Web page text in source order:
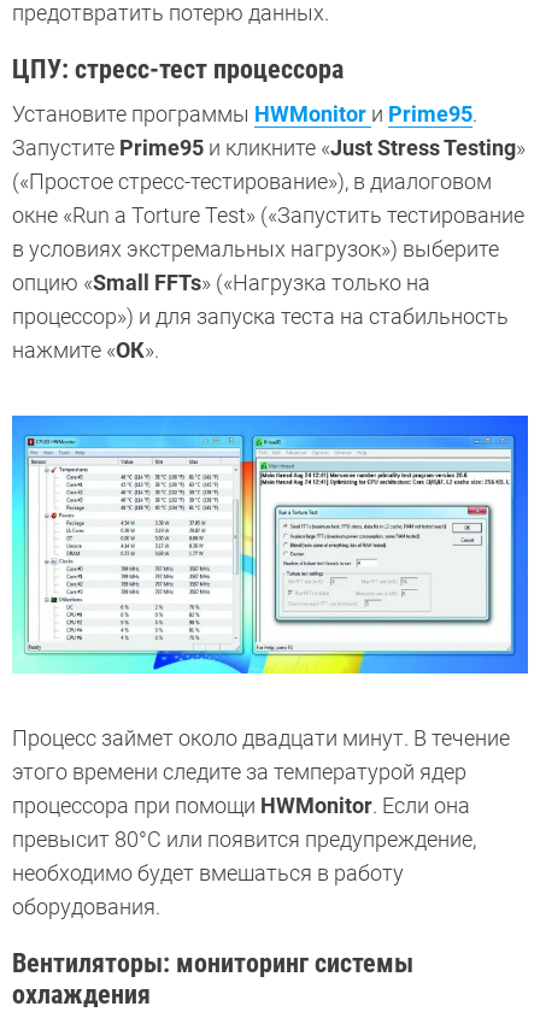
предотвратить потерю данных.
ЦПУ: стресс-тест процессора
Установите программы HWMonitor и Prime95.
Запустите Prime95 и кликните «Just Stress Testing»
(«Простое стресс-тестирование»), в диалоговом
окне «Run a Torture Test» («Запустить тестирование
в условиях экстремальных нагрузок») выберите
опцию «Small FFTs» («Нагрузка только на
процессор») и для запуска теста на стабильность
нажмите «ОК».
Процесс займет около двадцати минут. В течение
этого времени следите за температурой ядер
процессора при помощи HWMonitor. Если она
превысит 80°C или появится предупреждение,
необходимо будет вмешаться в работу
оборудования.
Вентиляторы: мониторинг системы
охлаждения